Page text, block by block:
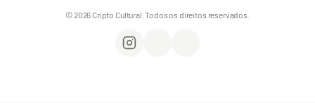
© 2026 Cripto Cultural. Todos os direitos reservados.
Instagram